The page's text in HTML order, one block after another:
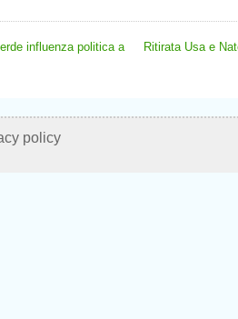
influenza politica a
Ritirata Usa e
policy